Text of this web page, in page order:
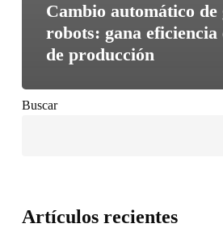
Cambio automático
robots: gana eficiencia
de producción
Buscar
Artículos recientes